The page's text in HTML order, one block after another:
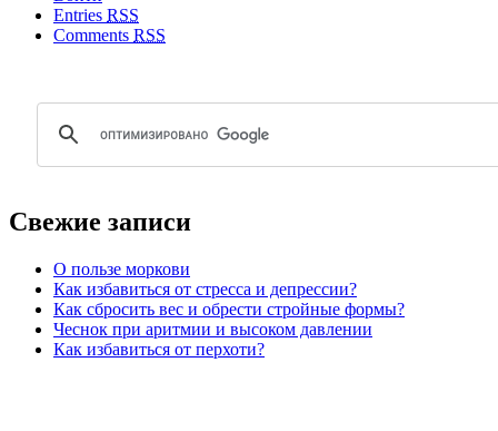
Entries RSS
Comments RSS
Свежие записи
О пользе моркови
Как избавиться от стресса и депрессии?
Как сбросить вес и обрести стройные формы?
Чеснок при аритмии и высоком давлении
Как избавиться от перхоти?